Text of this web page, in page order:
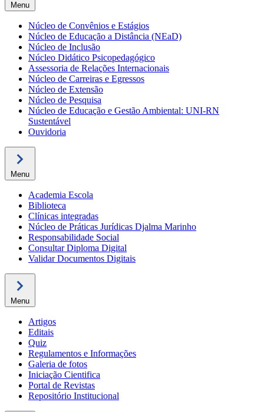
Menu
Núcleo de Convênios e Estágios
Núcleo de Educação a Distância (NEaD)
Núcleo de Inclusão
Núcleo Didático Psicopedagógico
Assessoria de Relações Internacionais
Núcleo de Carreiras e Egressos
Núcleo de Extensão
Núcleo de Pesquisa
Núcleo de Educação e Gestão Ambiental: UNI-RN
Sustentável
Ouvidoria
Menu
Academia Escola
Biblioteca
Clínicas integradas
Núcleo de Práticas Jurídicas Djalma Marinho
Responsabilidade Social
Consultar Diploma Digital
Validar Documentos Digitais
Menu
Artigos
Editais
Quiz
Regulamentos e Informações
Galeria de fotos
Iniciação Cientifica
Portal de Revistas
Repositório Institucional